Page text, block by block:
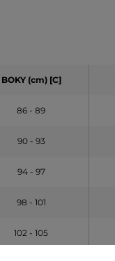
BOKY (cm) [C]
86 - 89
90 - 93
94 - 97
98 - 101
102 - 105